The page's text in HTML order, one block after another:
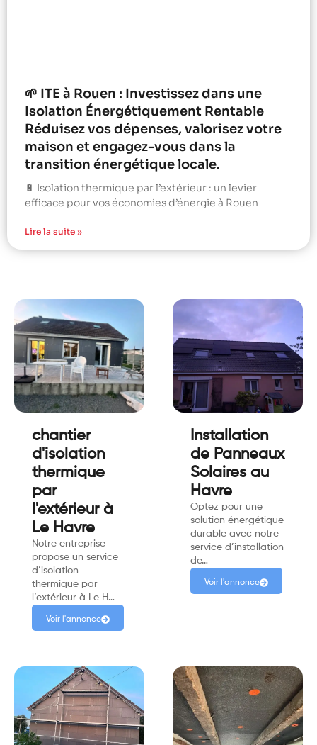
🌱 ITE à Rouen : Investissez dans une
Isolation Énergétiquement Rentable
Réduisez vos dépenses, valorisez votre
maison et engagez-vous dans la
transition énergétique locale.
🔋 Isolation thermique par l’extérieur : un levier
efficace pour vos économies d’énergie à Rouen
Lire la suite »
chantier
d'isolation
thermique
par
l'extérieur à
Le Havre
Notre entreprise
propose un service
d’isolation
thermique par
l’extérieur à Le H…
Voir l'annonce
Installation
de Panneaux
Solaires au
Havre
Optez pour une
solution énergétique
durable avec notre
service d’installation
de…
Voir l'annonce